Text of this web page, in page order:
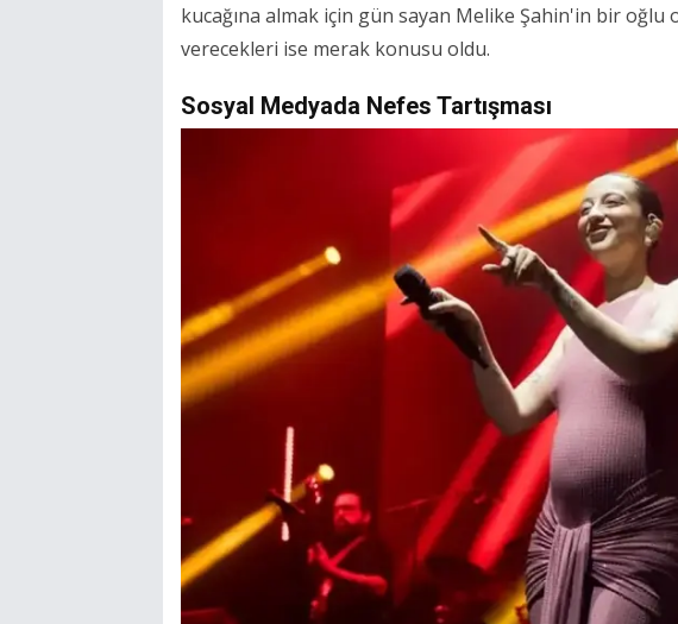
kucağına almak için gün sayan Melike Şahin'in bir oğlu
verecekleri ise merak konusu oldu.
Sosyal Medyada Nefes Tartışması